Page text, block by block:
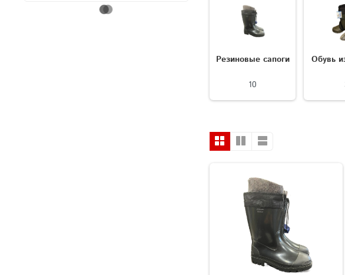
Резиновые сапоги
10
Обувь